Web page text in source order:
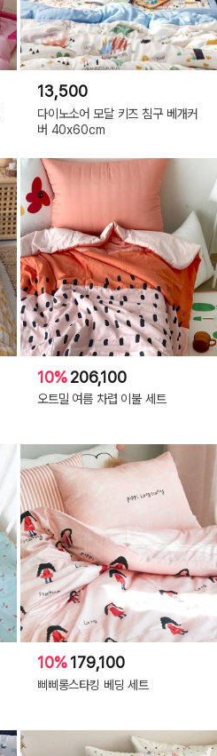
13,500
다이노소어 모달 키즈 침구 베개커
버 40x60cm
10%206,100
오트밀 여름 차렵 이불 세트
10%179,100
삐삐롱스타킹 베딩 세트